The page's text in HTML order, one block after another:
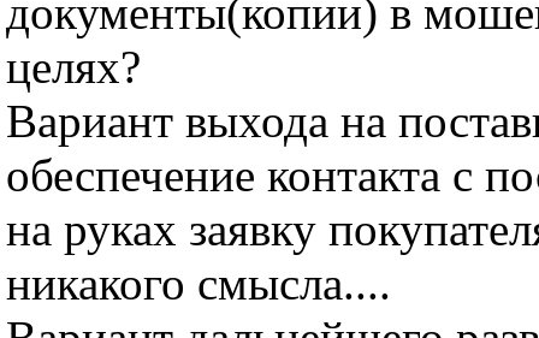
документы(копии) в
целях?
Вариант выхода на
обеспечение контакта с
на руках заявку
никакого смысла....